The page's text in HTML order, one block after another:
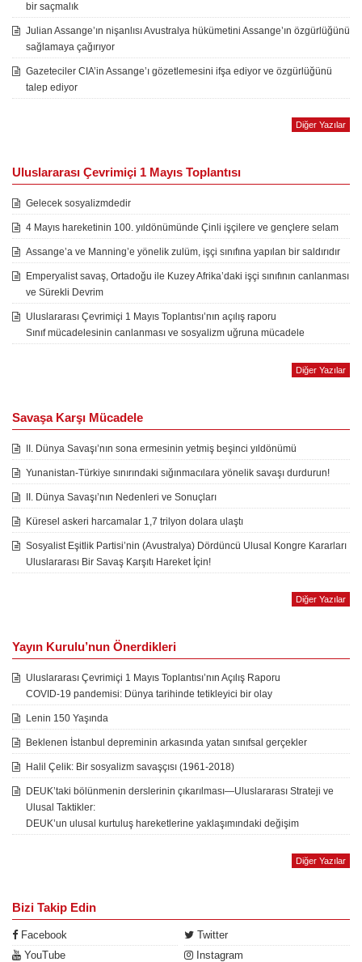
bir saçmalık
Julian Assange’ın nişanlısı Avustralya hükümetini Assange’ın özgürlüğünü
sağlamaya çağırıyor
Gazeteciler CIA’in Assange’ı gözetlemesini ifşa ediyor ve özgürlüğünü
talep ediyor
Diğer Yazılar
Uluslararası Çevrimiçi 1 Mayıs Toplantısı
Gelecek sosyalizmdedir
4 Mayıs hareketinin 100. yıldönümünde Çinli işçilere ve gençlere selam
Assange’a ve Manning’e yönelik zulüm, işçi sınıfına yapılan bir saldırıdır
Emperyalist savaş, Ortadoğu ile Kuzey Afrika’daki işçi sınıfının canlanması
ve Sürekli Devrim
Uluslararası Çevrimiçi 1 Mayıs Toplantısı’nın açılış raporu
Sınıf mücadelesinin canlanması ve sosyalizm uğruna mücadele
Diğer Yazılar
Savaşa Karşı Mücadele
II. Dünya Savaşı’nın sona ermesinin yetmiş beşinci yıldönümü
Yunanistan-Türkiye sınırındaki sığınmacılara yönelik savaşı durdurun!
II. Dünya Savaşı’nın Nedenleri ve Sonuçları
Küresel askeri harcamalar 1,7 trilyon dolara ulaştı
Sosyalist Eşitlik Partisi’nin (Avustralya) Dördüncü Ulusal Kongre Kararları
Uluslararası Bir Savaş Karşıtı Hareket İçin!
Diğer Yazılar
Yayın Kurulu’nun Önerdikleri
Uluslararası Çevrimiçi 1 Mayıs Toplantısı’nın Açılış Raporu
COVID-19 pandemisi: Dünya tarihinde tetikleyici bir olay
Lenin 150 Yaşında
Beklenen İstanbul depreminin arkasında yatan sınıfsal gerçekler
Halil Çelik: Bir sosyalizm savaşçısı (1961-2018)
DEUK’taki bölünmenin derslerinin çıkarılması—Uluslararası Strateji ve
Ulusal Taktikler:
DEUK’un ulusal kurtuluş hareketlerine yaklaşımındaki değişim
Diğer Yazılar
Bizi Takip Edin
Facebook
Twitter
YouTube
Instagram